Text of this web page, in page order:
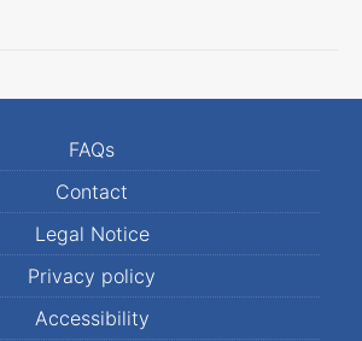
FAQs
Contact
Legal Notice
Privacy policy
Accessibility